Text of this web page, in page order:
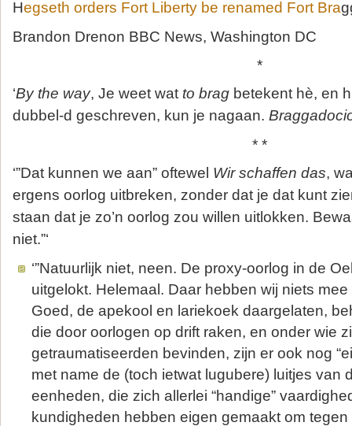
Hegseth orders Fort Liberty be renamed Fort Bra
Brandon Drenon BBC News, Washington DC
*
‘By the way, Je weet wat to brag betekent hè, en
dubbel-d geschreven, kun je nagaan.
* *
‘”Dat kunnen we aan” oftewel Wir schaffen das,
ergens oorlog uitbreken, zonder dat je dat kunt
staan dat je zo’n oorlog zou willen uitlokken.
niet.”‘
‘”Natuurlijk niet, neen. De proxy-oorlog in de
uitgelokt. Helemaal. Daar hebben wij niets
Goed, de apekool en lariekoek daargelaten,
die door oorlogen op drift raken, en onder wie
getraumatiseerden bevinden, zijn er ook nog
met name de (toch ietwat lugubere) luitjes van
eenheden, die zich allerlei “handige”
kundigheden hebben eigen gemaakt om